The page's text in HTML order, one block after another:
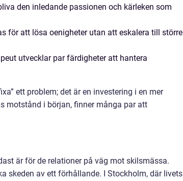
den inledande passionen och kärleken som
för att lösa oenigheter utan att eskalera till större
utvecklar par färdigheter att hantera
ett problem; det är en investering i en mer
motstånd i början, finner många par att
är för de relationer på väg mot skilsmässa.
skeden av ett förhållande. I Stockholm, där livets